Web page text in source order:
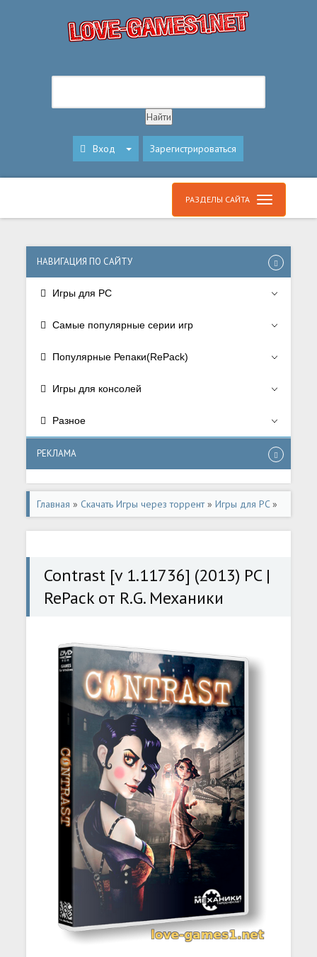
Вход Зарегистрироваться
РАЗДЕЛЫ САЙТА
НАВИГАЦИЯ ПО САЙТУ
Игры для PC
Самые популярные серии игр
Популярные Репаки(RePack)
Игры для консолей
Разное
РЕКЛАМА
Главная » Скачать Игры через торрент»Игры для PC»
Аркады/Arcade,RePack от R.G. Механики
Contrast [v 1.11736] (2013) PC |
RePack от R.G. Механики